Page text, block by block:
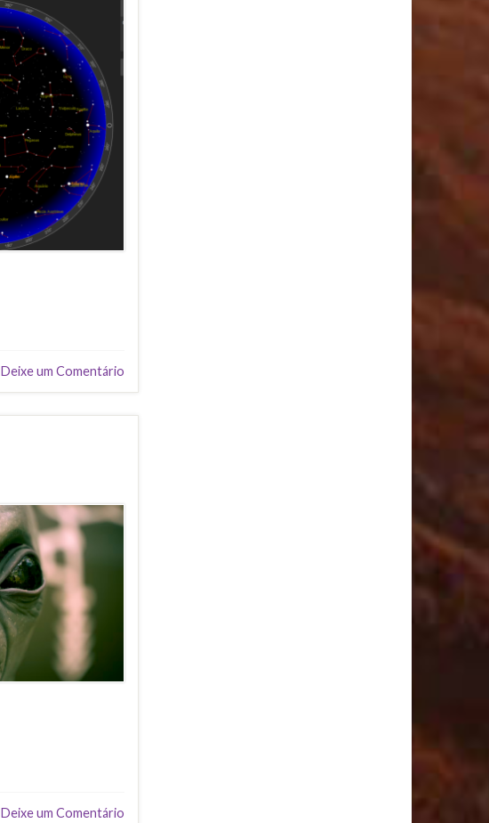
Deixe um Comentário
Deixe um Comentário